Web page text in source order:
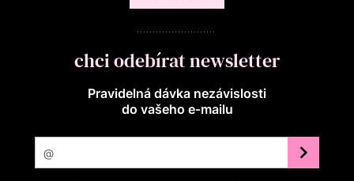
chci odebírat newsletter
Pravidelná dávka nezávislosti
do vašeho e‑mailu